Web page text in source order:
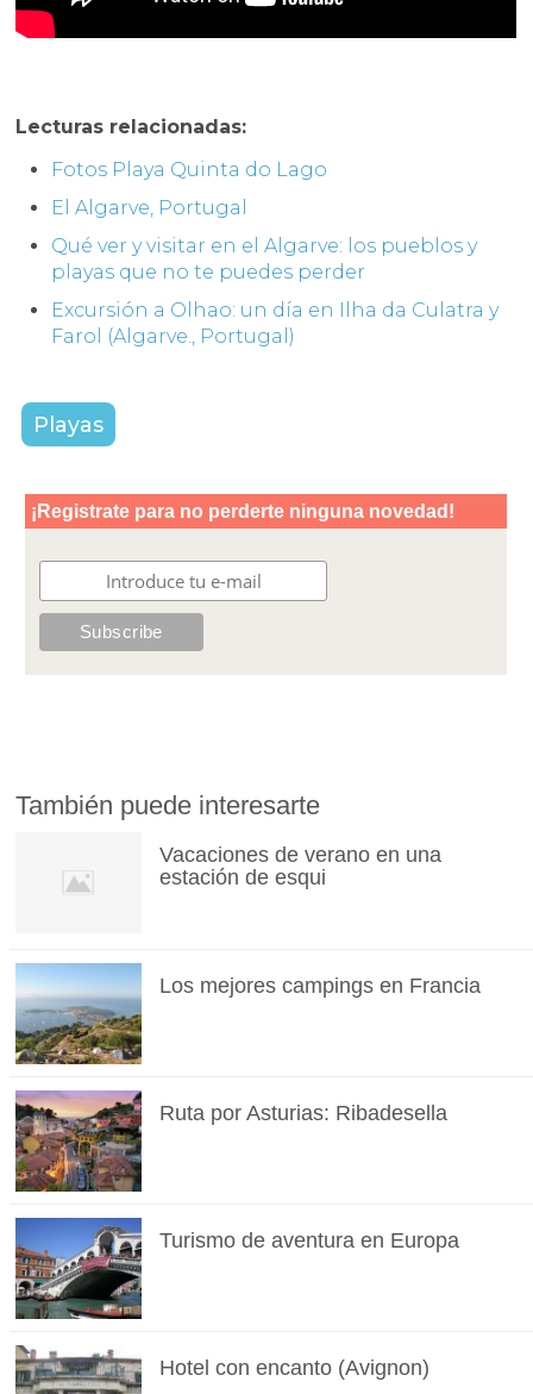
Lecturas relacionadas:
Fotos Playa Quinta do Lago
El Algarve, Portugal
Qué ver y visitar en el Algarve: los pueblos y
playas que no te puedes perder
Excursión a Olhao: un día en Ilha da Culatra y
Farol (Algarve., Portugal)
Playas
También puede interesarte
Vacaciones de verano en una
estación de esqui
Los mejores campings en Francia
Ruta por Asturias: Ribadesella
Turismo de aventura en Europa
Hotel con encanto (Avignon)